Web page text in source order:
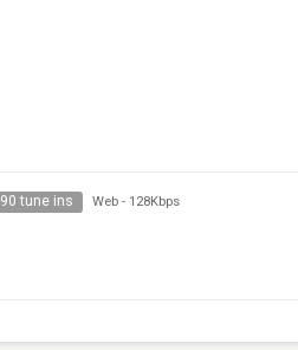
90 tune ins Web - 128Kbps